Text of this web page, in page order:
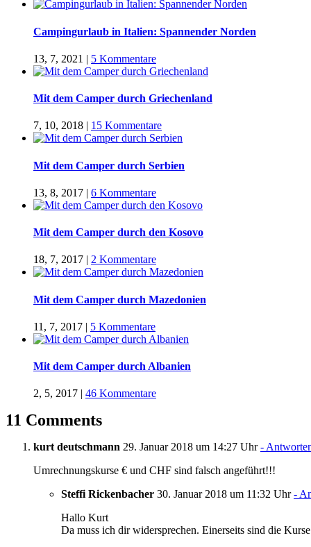
Campingurlaub in Italien: Spannender Norden
13, 7, 2021 | 5 Kommentare
Mit dem Camper durch Griechenland
7, 10, 2018 | 15 Kommentare
Mit dem Camper durch Serbien
13, 8, 2017 | 6 Kommentare
Mit dem Camper durch den Kosovo
18, 7, 2017 | 2 Kommentare
Mit dem Camper durch Mazedonien
11, 7, 2017 | 5 Kommentare
Mit dem Camper durch Albanien
2, 5, 2017 | 46 Kommentare
11 Comments
kurt deutschmann 29. Januar 2018 um 14:27 Uhr-
Umrechnungskurse € und CHF sind falsch angeführt!!!
Steffi Rickenbacher 30. Januar 2018 um 11:32 Uhr-
Hallo Kurt
Da muss ich dir widersprechen. Einerseits sind die